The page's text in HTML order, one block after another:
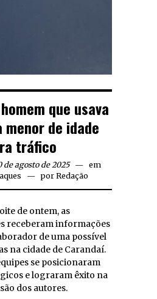
que usava
menor de idade
tráfico
de agosto de 2025
em
por Redação
receberam informações
de uma possível
na cidade de Carandaí.
se posicionaram
e lograram êxito na
dos autores.